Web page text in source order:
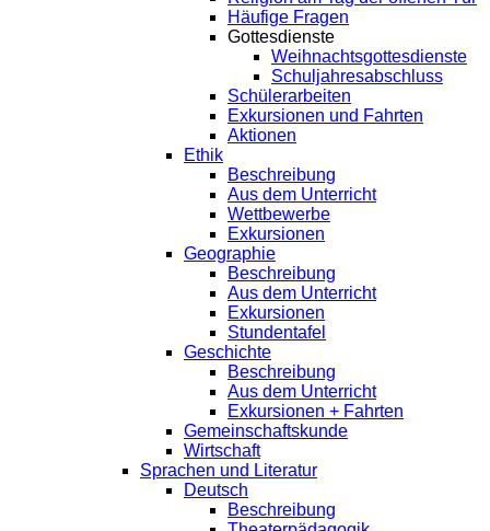
Häufige Fragen
Gottesdienste
Weihnachtsgottesdienste
Schuljahresabschluss
Schülerarbeiten
Exkursionen und Fahrten
Aktionen
Ethik
Beschreibung
Aus dem Unterricht
Wettbewerbe
Exkursionen
Geographie
Beschreibung
Aus dem Unterricht
Exkursionen
Stundentafel
Geschichte
Beschreibung
Aus dem Unterricht
Exkursionen + Fahrten
Gemeinschaftskunde
Wirtschaft
Sprachen und Literatur
Deutsch
Beschreibung